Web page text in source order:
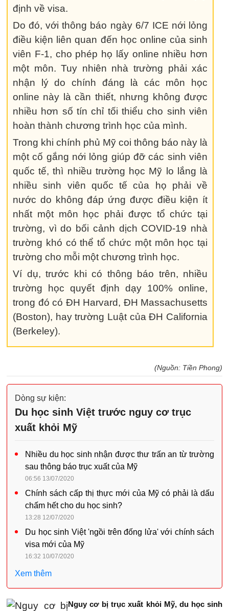
định về visa.
Do đó, với thông báo ngày 6/7 ICE nới lỏng
điều kiện liên quan đến học online của sinh
viên F-1, cho phép họ lấy online nhiều hơn
một môn. Tuy nhiên nhà trường phải xác
nhận lý do chính đáng là các môn học
online này là cần thiết, nhưng không được
nhiều hơn số tín chỉ tối thiểu cho sinh viên
hoàn thành chương trình học của mình.
Trong khi chính phủ Mỹ coi thông báo này là
một cố gắng nới lỏng giúp đỡ các sinh viên
quốc tế, thì nhiều trường học Mỹ lo lắng là
nhiều sinh viên quốc tế của họ phải về
nước do không đáp ứng được điều kiện ít
nhất một môn học phải được tổ chức tại
trường, vì do bối cảnh dịch COVID-19 nhà
trường khó có thể tổ chức một môn học tại
trường cho mỗi một chương trình học.
Ví dụ, trước khi có thông báo trên, nhiều
trường học quyết định dạy 100% online,
trong đó có ĐH Harvard, ĐH Massachusetts
(Boston), hay trường Luật của ĐH California
(Berkeley).
(Nguồn: Tiền Phong)
Dòng sự kiện:
Du học sinh Việt trước nguy cơ trục
xuất khỏi Mỹ
Nhiều du học sinh nhận được thư trấn an từ trường
sau thông báo trục xuất của Mỹ
06:56 13/07/2020
Chính sách cấp thị thực mới của Mỹ có phải là dấu
chấm hết cho du học sinh?
13:28 12/07/2020
Du học sinh Việt 'ngồi trên đống lửa' với chính sách
visa mới của Mỹ
16:32 10/07/2020
Xem thêm
Nguy cơ bị trục xuất khỏi Mỹ, du học sinh